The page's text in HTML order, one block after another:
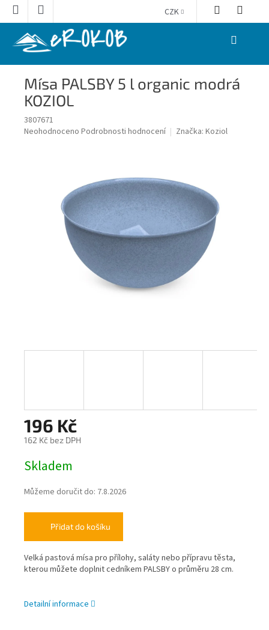
Přejít
CZK
NÁKUPNÍ
Mísa PALSBY 5 l organic modrá
KOZIOL
3807671
Průměrné
hvězdiček.
Neohodnoceno Podrobnosti hodnocení Značka: Koziol
196 Kč
162 Kč bez DPH
cena:
Skladem
Můžeme doručit do: 7.8.2026
Přidat do košíku
Velká pastová mísa pro přílohy, saláty nebo přípravu těsta,
kterou můžete doplnit cedníkem PALSBY o průměru 28 cm.
Detailní informace